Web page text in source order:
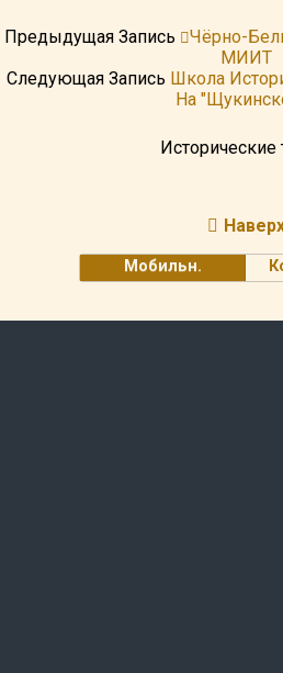
Предыдущая Запись
Чёрно-
МИИТ
Следующая Запись Школа
На
Исторические
Мобильн.